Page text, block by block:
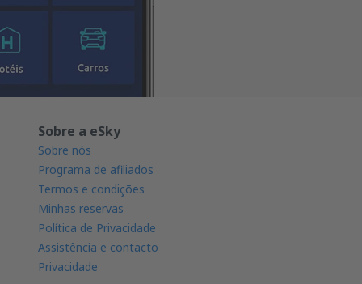
Sobre a eSky
Sobre nós
Programa de afiliados
Termos e condições
Minhas reservas
Política de Privacidade
Assistência e contacto
Privacidade